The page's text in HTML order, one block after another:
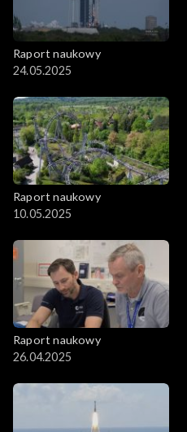
Raport naukowy
24.05.2025
Raport naukowy
10.05.2025
Raport naukowy
26.04.2025